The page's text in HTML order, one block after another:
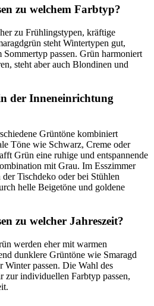
zu welchem Farbtyp?
zu Frühlingstypen, kräftige
steht Wintertypen gut,
passen. Grün harmoniert
steht aber auch Blondinen und
der Inneneinrichtung
Grüntöne kombiniert
Töne wie Schwarz, Creme oder
Grün eine ruhige und entspannende
mit Grau. Im Esszimmer
Tischdeko oder bei Stühlen
helle Beigetöne und goldene
zu welcher Jahreszeit?
werden eher mit warmen
dunklere Grüntöne wie Smaragd
Winter passen. Die Wahl des
zur individuellen Farbtyp passen,